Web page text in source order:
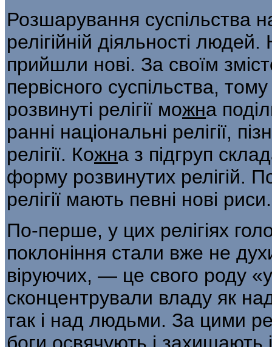
Розшарування суспільства
релігійній діяльності
прийшли нові. За своїм
первісного суспільства,
розвинуті релігії можна
ранні національні релігії,
релігії. Кожна з підгруп
форму розвинутих релігій.
релігії мають певні нові риси.
По-перше, у цих релігіях
поклоніння стали вже не
віруючих, — це свого роду
сконцентрували владу як
так і над людьми. За цими
боги освячують і захищають